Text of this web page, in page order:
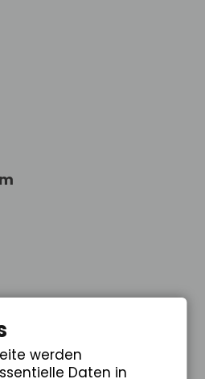
werden
Daten in